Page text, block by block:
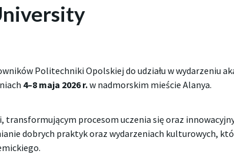
Politechniki Opolskiej do udziału w wydarzeniu
4–8 maja 2026 r.w nadmorskim mieście Alanya.
procesom uczenia się oraz
dobrych praktyk oraz wydarzeniach kulturowych,